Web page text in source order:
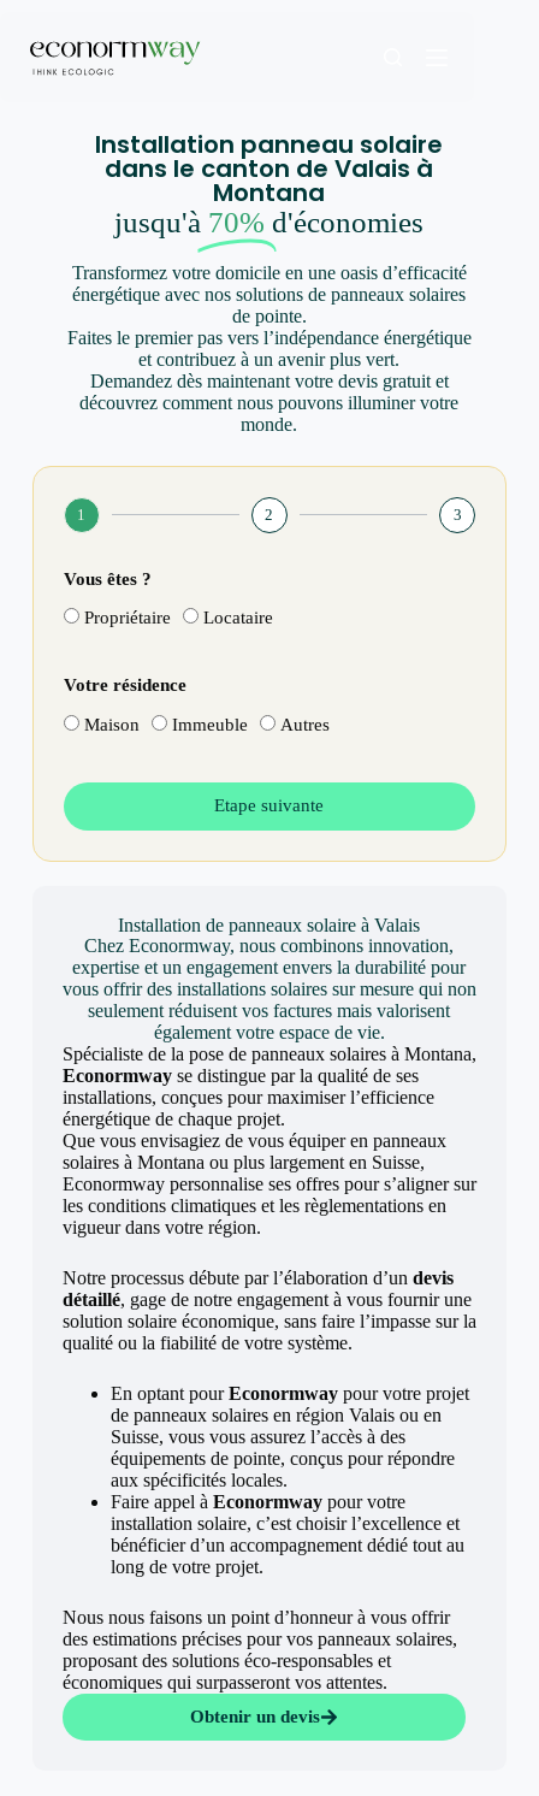
Installation panneau solaire
dans le canton de Valais à
Montana
jusqu'à 70% d'économies
Transformez votre domicile en une oasis d’efficacité
énergétique avec nos solutions de panneaux solaires
de pointe.
Faites le premier pas vers l’indépendance énergétique
et contribuez à un avenir plus vert.
Demandez dès maintenant votre devis gratuit et
découvrez comment nous pouvons illuminer votre
monde.
1 2 3
Vous êtes ?
Propriétaire Locataire
Votre résidence
Maison Immeuble Autres
Etape suivante
Installation de panneaux solaire à Valais
Chez Econormway, nous combinons innovation,
expertise et un engagement envers la durabilité pour
vous offrir des installations solaires sur mesure qui non
seulement réduisent vos factures mais valorisent
également votre espace de vie.
Spécialiste de la pose de panneaux solaires à Montana,
Econormwayse distingue par la qualité de ses
installations, conçues pour maximiser l’efficience
énergétique de chaque projet.
Que vous envisagiez de vous équiper en panneaux
solaires à Montana ou plus largement en Suisse,
Econormway personnalise ses offres pour s’aligner sur
les conditions climatiques et les règlementations en
vigueur dans votre région.
Notre processus débute par l’élaboration d’un devis
détaillé, gage de notre engagement à vous fournir une
solution solaire économique, sans faire l’impasse sur la
qualité ou la fiabilité de votre système.
En optant pourEconormwaypour votre projet
de panneaux solaires en région Valais ou en
Suisse, vous vous assurez l’accès à des
équipements de pointe, conçus pour répondre
aux spécificités locales.
Faire appel à Econormwaypour votre
installation solaire, c’est choisir l’excellence et
bénéficier d’un accompagnement dédié tout au
long de votre projet.
Nous nous faisons un point d’honneur à vous offrir
des estimations précises pour vos panneaux solaires,
proposant des solutions éco-responsables et
économiques qui surpasseront vos attentes.
Obtenir un devis